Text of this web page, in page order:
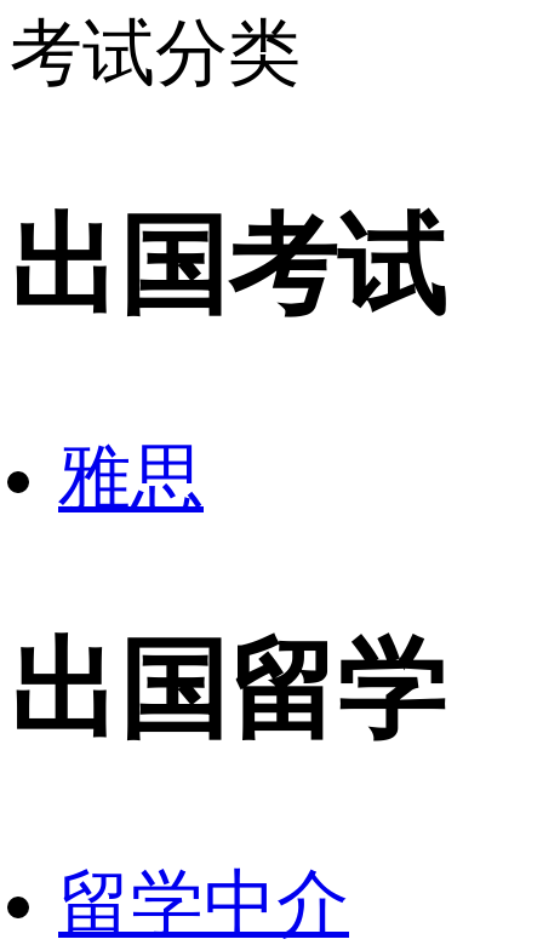
考试分类
出国考试
雅思
出国留学
留学中介